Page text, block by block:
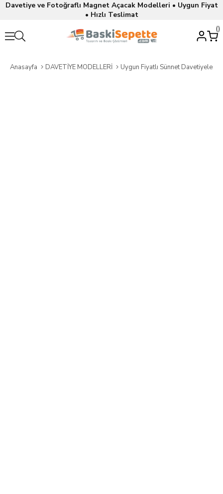
Davetiye ve Fotoğraflı Magnet Açacak Modelleri • Uygun Fiyat
• Hızlı Teslimat
Anasayfa DAVETİYE MODELLERİ Uygun Fiyatlı Sünnet Davetiyeleri